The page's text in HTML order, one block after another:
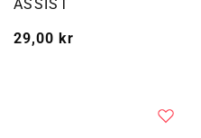
ASSIST
Vanlig
29,00 kr